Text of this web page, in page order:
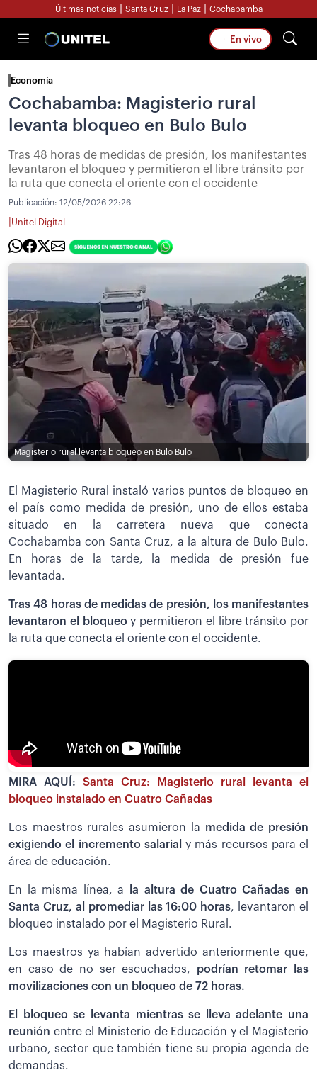
Últimas noticias Santa Cruz La Paz Cochabamba
En vivo
Economía
Cochabamba: Magisterio rural
levanta bloqueo en Bulo Bulo
Tras 48 horas de medidas de presión, los manifestantes
levantaron el bloqueo y permitieron el libre tránsito por
la ruta que conecta el oriente con el occidente
Publicación: 12/05/2026 22:26
Unitel Digital
Magisterio rural levanta bloqueo en Bulo Bulo
El Magisterio Rural instaló varios puntos de bloqueo en
el país como medida de presión, uno de ellos estaba
situado en la carretera nueva que conecta
Cochabamba con Santa Cruz, a la altura de Bulo Bulo.
En horas de la tarde, la medida de presión fue
levantada.
Tras 48 horas de medidas de presión, los manifestantes
levantaron el bloqueoy permitieron el libre tránsito por
la ruta que conecta el oriente con el occidente.
MIRA AQUÍ: Santa Cruz: Magisterio rural levanta el
bloqueo instalado en Cuatro Cañadas
Los maestros rurales asumieron la medida de presión
exigiendo el incremento salarial y más recursos para el
área de educación.
En la misma línea, a la altura de Cuatro Cañadas en
Santa Cruz, al promediar las 16:00 horas, levantaron el
bloqueo instalado por el Magisterio Rural.
Los maestros ya habían advertido anteriormente que,
en caso de no ser escuchados, podrían retomar las
movilizaciones con un bloqueo de 72 horas.
El bloqueo se levanta mientras se lleva adelante una
reunión entre el Ministerio de Educación y el Magisterio
urbano, sector que también tiene su propia agenda de
demandas.